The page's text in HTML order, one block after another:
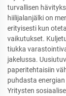
turvallisen
hiilijalanjälki on
erityisesti kun
vaikutukset.
tiukka
jakelussa.
paperitehtaisiin
puhdasta
Yritysten